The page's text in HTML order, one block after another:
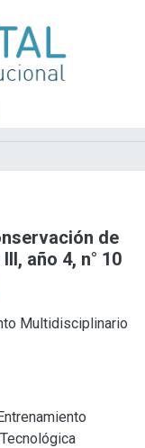
de
año 4, n° 10
Multidisciplinario